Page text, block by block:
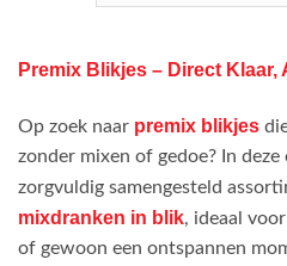
Premix Blikjes – Direct Klaar,
Op zoek naar premix blikjes
zonder mixen of gedoe? In
zorgvuldig samengesteld
mixdranken in blik, ideaal
of gewoon een ontspannen